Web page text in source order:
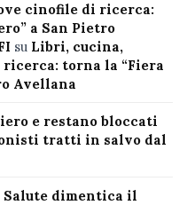
cinofile di ricerca:
a San Pietro
su Libri, cucina,
torna la “Fiera
Avellana
e restano bloccati
tratti in salvo dal
dimentica il